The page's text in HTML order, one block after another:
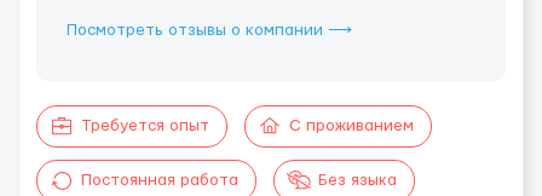
Посмотреть отзывы о компании ⟶
Требуется опыт С проживанием
Постоянная работа Без языка